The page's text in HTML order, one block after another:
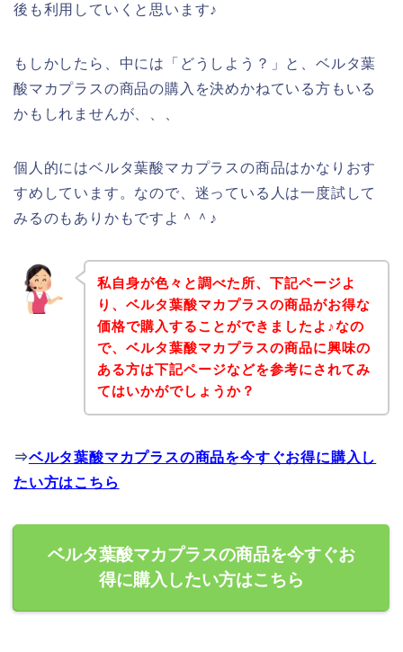
後も利用していくと思います♪
もしかしたら、中には「どうしよう？」と、ベルタ葉
酸マカプラスの商品の購入を決めかねている方もいる
かもしれませんが、、、
個人的にはベルタ葉酸マカプラスの商品はかなりおす
すめしています。なので、迷っている人は一度試して
みるのもありかもですよ＾＾♪
私自身が色々と調べた所、下記ページよ
り、ベルタ葉酸マカプラスの商品がお得な
価格で購入することができましたよ♪なの
で、ベルタ葉酸マカプラスの商品に興味の
ある方は下記ページなどを参考にされてみ
てはいかがでしょうか？
⇒ベルタ葉酸マカプラスの商品を今すぐお得に購入し
たい方はこちら
ベルタ葉酸マカプラスの商品を今すぐお
得に購入したい方はこちら